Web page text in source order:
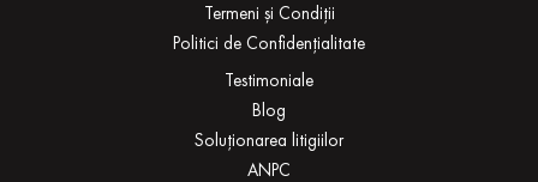
Termeni și Condiții
Politici de Confidențialitate
Testimoniale
Blog
Soluționarea litigiilor
ANPC